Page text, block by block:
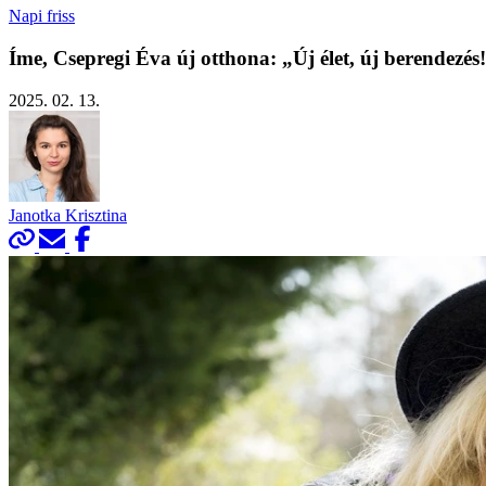
Napi friss
Íme, Csepregi Éva új otthona: „Új élet, új
2025. 02. 13.
Janotka Krisztina